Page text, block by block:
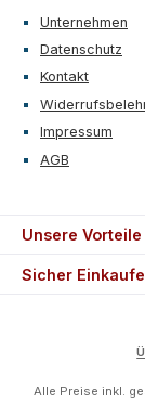
Unternehmen
Datenschutz
Kontakt
Impressum
AGB
Unsere Vorteile
Sicher
Alle Preise inkl.